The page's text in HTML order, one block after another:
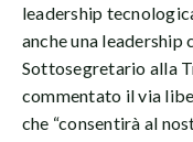
leadership
anche una leadership
Sottosegretario alla
commentato il via
che “consentirà al